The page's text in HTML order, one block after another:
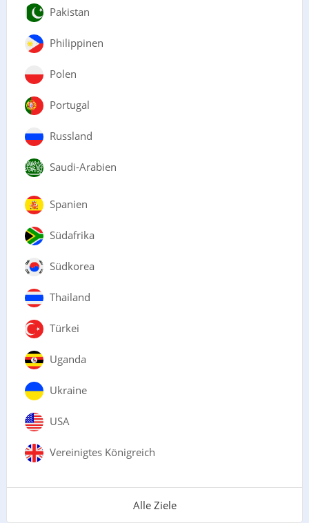
Pakistan
Philippinen
Polen
Portugal
Russland
Saudi-Arabien
Spanien
Südafrika
Südkorea
Thailand
Türkei
Uganda
Ukraine
USA
Vereinigtes Königreich
Alle Ziele